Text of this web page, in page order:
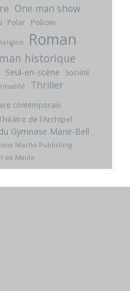
One man show
Polar Policier
Roman
historique
Seul-en-scène
Société
Thriller
contemporain
de l'Archipel
Gymnase Marie-Bell
Macha Publishing
de Maule